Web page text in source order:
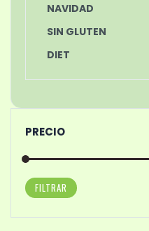
NAVIDAD
SIN GLUTEN
DIET
PRECIO
FILTRAR